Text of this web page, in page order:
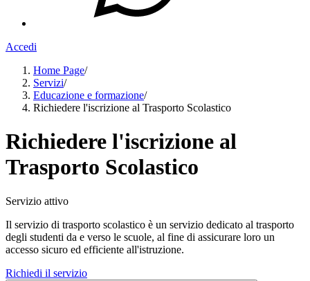
Accedi
Home Page/
Servizi/
Educazione e formazione/
Richiedere l'iscrizione al Trasporto Scolastico
Richiedere l'iscrizione al
Trasporto Scolastico
Servizio attivo
Il servizio di trasporto scolastico è un servizio dedicato al trasporto
degli studenti da e verso le scuole, al fine di assicurare loro un
accesso sicuro ed efficiente all'istruzione.
Richiedi il servizio